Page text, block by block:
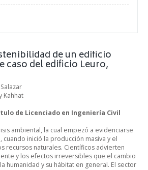
de un edificio
caso del edificio Leuro,
Kahhat
de Licenciado en Ingeniería Civil
ambiental, la cual empezó a evidenciarse
cuando inició la producción masiva y el
recursos naturales. Científicos advierten
y los efectos irreversibles que el cambio
humanidad y su hábitat en general. El sector